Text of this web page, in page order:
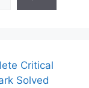
Critical
Solved